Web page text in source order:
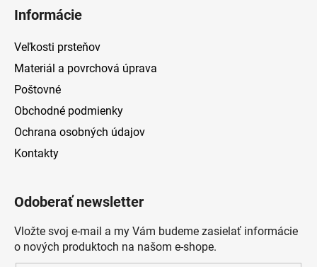
Informácie
Veľkosti prsteňov
Materiál a povrchová úprava
Poštovné
Obchodné podmienky
Ochrana osobných údajov
Kontakty
Odoberať newsletter
Vložte svoj e-mail a my Vám budeme zasielať informácie
o nových produktoch na našom e-shope.